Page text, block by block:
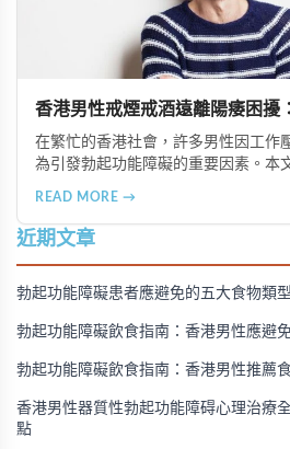
香港男性戒煙戒酒遠離陽痿困擾
在繁忙的香港社會，許多男性因工作
為引發勃起功能障礙的重要因素。本
READ MORE →
近期文章
勃起功能障礙患者應避免的五大食物類
勃起功能障礙飲食指南：香港男性應避
勃起功能障礙飲食指南：香港男性推薦
香港男性器質性勃起功能障碍心理治療
點